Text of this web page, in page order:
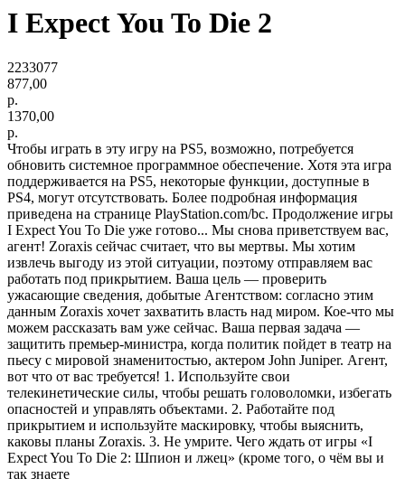
I Expect You To Die 2
2233077
877,00
р.
1370,00
р.
Чтобы играть в эту игру на PS5, возможно, потребуется
обновить системное программное обеспечение. Хотя эта игра
поддерживается на PS5, некоторые функции, доступные в
PS4, могут отсутствовать. Более подробная информация
приведена на странице PlayStation.com/bc. Продолжение игры
I Expect You To Die уже готово... Мы снова приветствуем вас,
агент! Zoraxis сейчас считает, что вы мертвы. Мы хотим
извлечь выгоду из этой ситуации, поэтому отправляем вас
работать под прикрытием. Ваша цель — проверить
ужасающие сведения, добытые Агентством: согласно этим
данным Zoraxis хочет захватить власть над миром. Кое-что мы
можем рассказать вам уже сейчас. Ваша первая задача —
защитить премьер-министра, когда политик пойдет в театр на
пьесу с мировой знаменитостью, актером John Juniper. Агент,
вот что от вас требуется! 1. Используйте свои
телекинетические силы, чтобы решать головоломки, избегать
опасностей и управлять объектами. 2. Работайте под
прикрытием и используйте маскировку, чтобы выяснить,
каковы планы Zoraxis. 3. Не умрите. Чего ждать от игры «I
Expect You To Die 2: Шпион и лжец» (кроме того, о чём вы и
так знаете